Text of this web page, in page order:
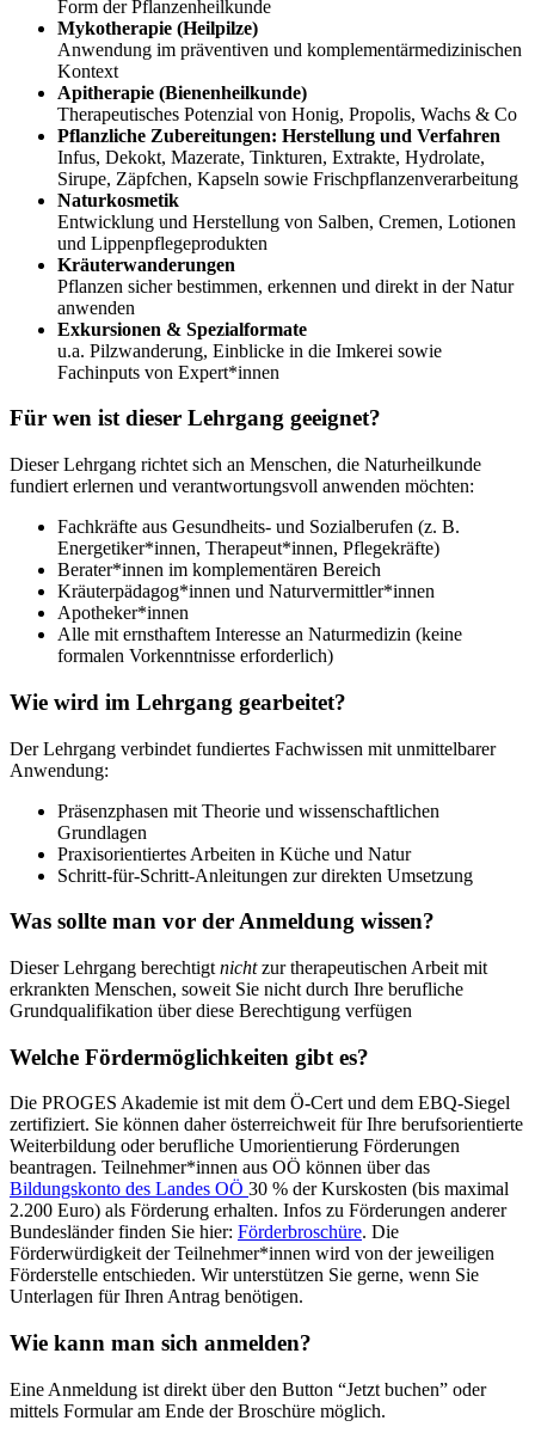
Form der Pflanzenheilkunde
Mykotherapie (Heilpilze)
Anwendung im präventiven und komplementärmedizinischen
Kontext
Apitherapie (Bienenheilkunde)
Therapeutisches Potenzial von Honig, Propolis, Wachs & Co
Pflanzliche Zubereitungen: Herstellung und Verfahren
Infus, Dekokt, Mazerate, Tinkturen, Extrakte, Hydrolate,
Sirupe, Zäpfchen, Kapseln sowie Frischpflanzenverarbeitung
Naturkosmetik
Entwicklung und Herstellung von Salben, Cremen, Lotionen
und Lippenpflegeprodukten
Kräuterwanderungen
Pflanzen sicher bestimmen, erkennen und direkt in der Natur
anwenden
Exkursionen & Spezialformate
u.a. Pilzwanderung, Einblicke in die Imkerei sowie
Fachinputs von Expert*innen
Für wen ist dieser Lehrgang geeignet?
Dieser Lehrgang richtet sich an Menschen, die Naturheilkunde
fundiert erlernen und verantwortungsvoll anwenden möchten:
Fachkräfte aus Gesundheits- und Sozialberufen (z. B.
Energetiker*innen, Therapeut*innen, Pflegekräfte)
Berater*innen im komplementären Bereich
Kräuterpädagog*innen und Naturvermittler*innen
Apotheker*innen
Alle mit ernsthaftem Interesse an Naturmedizin (keine
formalen Vorkenntnisse erforderlich)
Wie wird im Lehrgang gearbeitet?
Der Lehrgang verbindet fundiertes Fachwissen mit unmittelbarer
Anwendung:
Präsenzphasen mit Theorie und wissenschaftlichen
Grundlagen
Praxisorientiertes Arbeiten in Küche und Natur
Schritt-für-Schritt-Anleitungen zur direkten Umsetzung
Was sollte man vor der Anmeldung wissen?
Dieser Lehrgang berechtigt nichtzur therapeutischen Arbeit mit
erkrankten Menschen, soweit Sie nicht durch Ihre berufliche
Grundqualifikation über diese Berechtigung verfügen
Welche Fördermöglichkeiten gibt es?
Die PROGES Akademie ist mit dem Ö-Cert und dem EBQ-Siegel
zertifiziert. Sie können daher österreichweit für Ihre berufsorientierte
Weiterbildung oder berufliche Umorientierung Förderungen
beantragen. Teilnehmer*innen aus OÖ können über das
Bildungskonto des Landes OÖ 30 % der Kurskosten (bis maximal
2.200 Euro) als Förderung erhalten. Infos zu Förderungen anderer
Bundesländer finden Sie hier: Förderbroschüre. Die
Förderwürdigkeit der Teilnehmer*innen wird von der jeweiligen
Förderstelle entschieden. Wir unterstützen Sie gerne, wenn Sie
Unterlagen für Ihren Antrag benötigen.
Wie kann man sich anmelden?
Eine Anmeldung ist direkt über den Button “Jetzt buchen” oder
mittels Formular am Ende der Broschüre möglich.